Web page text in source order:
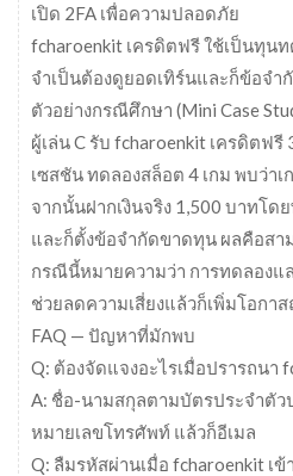
เปิด 2FA เพื่อความปลอดภัย
fcharoenkit เครดิตฟรี ใช้เป็นทุน
จำเป็นต้องดูยอดเทิร์นและก็ข้อจำ
ตัวอย่างกรณีศึกษา (Mini Case
ผู้เล่น C รับ fcharoenkit เครดิตฟรี
เซสชัน ทดลองสล็อต 4 เกม พบว่า
จากนั้นฝากเงินจริง 1,500 บาทโด
และก็ตั้งข้อจำกัดขาดทุน ผลคือสา
กรณีนี้หมายความว่า การทดลองแ
ช่วยลดความเสี่ยงแล้วก็เพิ่มโอกา
FAQ — ปัญหาที่มักพบ
Q: ต้องจัดแจงอะไรเมื่อปรารถนา
A: ชื่อ-นามสกุลตามบัตรประจำตั
หมายเลขโทรศัพท์ แล้วก็อีเมล
Q: ลืมรหัสผ่านเมื่อ fcharoenkit เข้